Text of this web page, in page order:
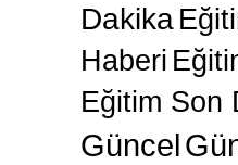
Dakika
Haberi
Eğitim Son
Güncel